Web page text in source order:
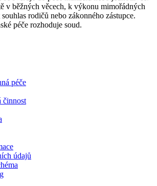
v běžných věcech, k výkonu mimořádných
rodičů nebo zákonného zástupce.
péče rozhoduje soud.
péče
činnost
údajů